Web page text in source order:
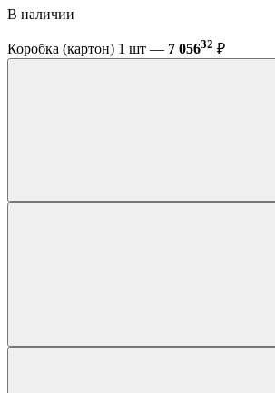
В наличии
Коробка (картон) 1 шт — 7 05632 ₽